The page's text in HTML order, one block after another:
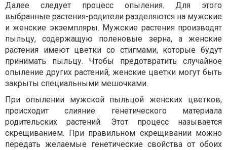
Далее следует процесс опыления. Для этого
выбранные растения-родители разделяются на мужские
и женские экземпляры. Мужские растения производят
пыльцу, содержащую поленовые зерна, а женские
растения имеют цветки со стигмами, которые будут
принимать пыльцу. Чтобы предотвратить случайное
опыление других растений, женские цветки могут быть
закрыты специальными мешочками.
При опылении мужской пыльцой женских цветков,
происходит слияние генетического материала
родительских растений. Этот процесс называется
скрещиванием. При правильном скрещивании можно
передать желаемые генетические свойства от обоих